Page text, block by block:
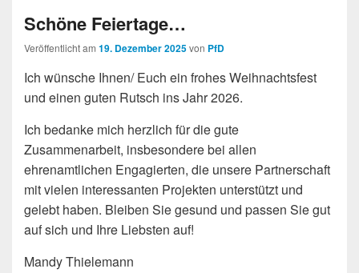
Schöne Feiertage…
Veröffentlicht am 19. Dezember 2025von PfD
Ich wünsche Ihnen/ Euch ein frohes Weihnachtsfest
und einen guten Rutsch ins Jahr 2026.
Ich bedanke mich herzlich für die gute
Zusammenarbeit, insbesondere bei allen
ehrenamtlichen Engagierten, die unsere Partnerschaft
mit vielen interessanten Projekten unterstützt und
gelebt haben. Bleiben Sie gesund und passen Sie gut
auf sich und Ihre Liebsten auf!
Mandy Thielemann